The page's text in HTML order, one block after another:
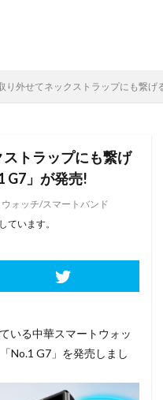
り外せてネックストラップにも繋
トラップにも繋げ
G7」が発売!
ォッチ/スマートバンド
ています。
いる中華スマートウォッ
No.1 G7」を発売しまし